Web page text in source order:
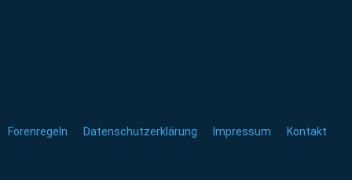
Forenregeln Datenschutzerklärung Impressum Kontakt